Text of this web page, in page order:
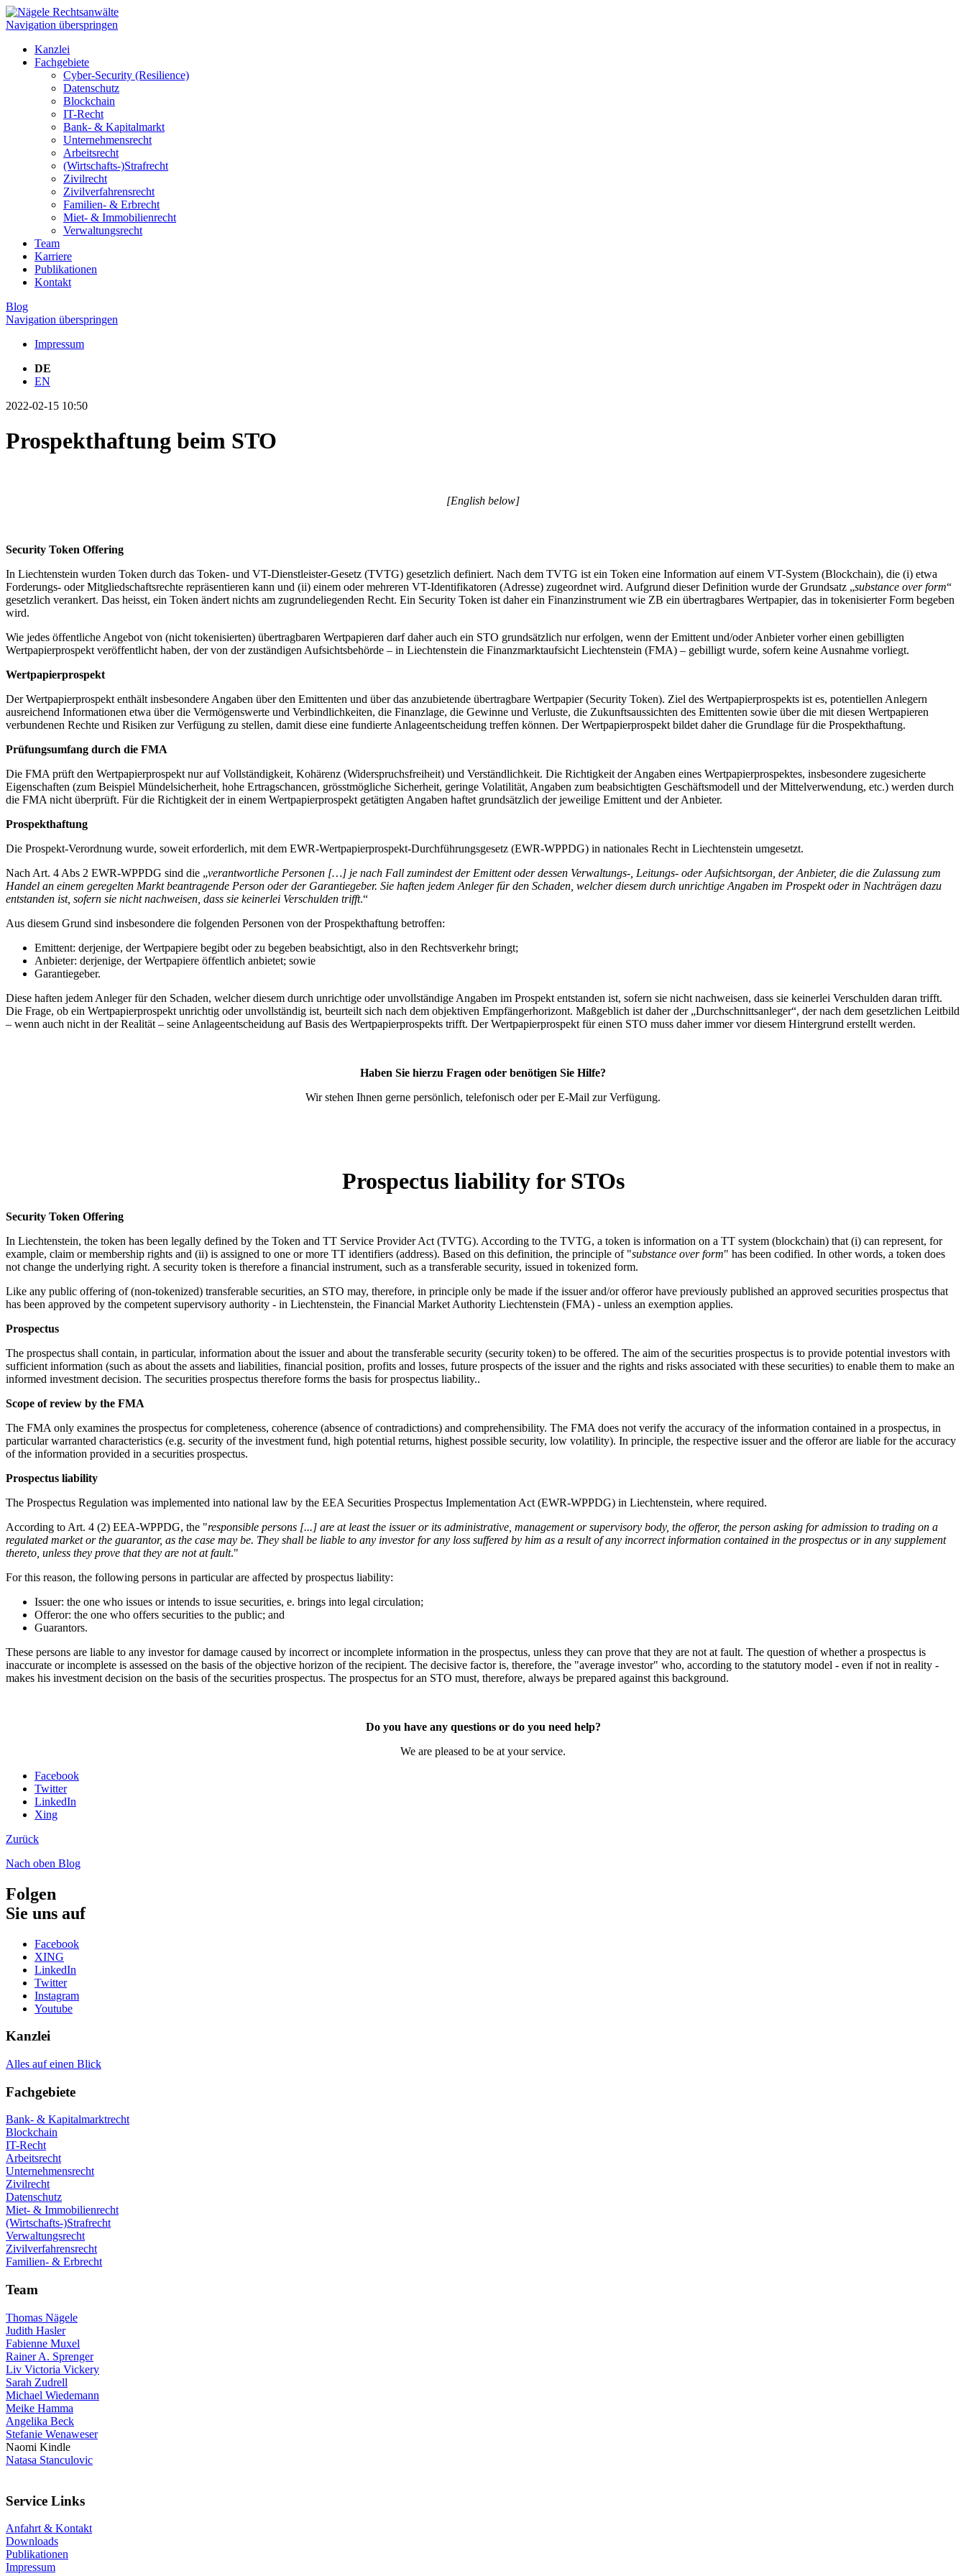
Navigation überspringen
Kanzlei
Fachgebiete
Cyber-Security (Resilience)
Datenschutz
Blockchain
IT-Recht
Bank- & Kapitalmarkt
Unternehmensrecht
Arbeitsrecht
(Wirtschafts-)Strafrecht
Zivilrecht
Zivilverfahrensrecht
Familien- & Erbrecht
Miet- & Immobilienrecht
Verwaltungsrecht
Team
Karriere
Publikationen
Kontakt
Blog
Navigation überspringen
Impressum
DE
EN
2022-02-15 10:50
Prospekthaftung beim STO
[English below]
Security Token Offering
In Liechtenstein wurden Token durch das Token- und VT-Dienstleister-Gesetz (TVTG) gesetzlich definiert. Nach dem TVTG ist ein Token eine Information auf einem VT-System (Blockchain), die (i) etwa
Forderungs- oder Mitgliedschaftsrechte repräsentieren kann und (ii) einem oder mehreren VT-Identifikatoren (Adresse) zugeordnet wird. Aufgrund dieser Definition wurde der Grundsatz „substance over form“
gesetzlich verankert. Das heisst, ein Token ändert nichts am zugrundeliegenden Recht. Ein Security Token ist daher ein Finanzinstrument wie ZB ein übertragbares Wertpapier, das in tokenisierter Form begeben
wird.
Wie jedes öffentliche Angebot von (nicht tokenisierten) übertragbaren Wertpapieren darf daher auch ein STO grundsätzlich nur erfolgen, wenn der Emittent und/oder Anbieter vorher einen gebilligten
Wertpapierprospekt veröffentlicht haben, der von der zuständigen Aufsichtsbehörde – in Liechtenstein die Finanzmarktaufsicht Liechtenstein (FMA) – gebilligt wurde, sofern keine Ausnahme vorliegt.
Wertpapierprospekt
Der Wertpapierprospekt enthält insbesondere Angaben über den Emittenten und über das anzubietende übertragbare Wertpapier (Security Token). Ziel des Wertpapierprospekts ist es, potentiellen Anlegern
ausreichend Informationen etwa über die Vermögenswerte und Verbindlichkeiten, die Finanzlage, die Gewinne und Verluste, die Zukunftsaussichten des Emittenten sowie über die mit diesen Wertpapieren
verbundenen Rechte und Risiken zur Verfügung zu stellen, damit diese eine fundierte Anlageentscheidung treffen können. Der Wertpapierprospekt bildet daher die Grundlage für die Prospekthaftung.
Prüfungsumfang durch die FMA
Die FMA prüft den Wertpapierprospekt nur auf Vollständigkeit, Kohärenz (Widerspruchsfreiheit) und Verständlichkeit. Die Richtigkeit der Angaben eines Wertpapierprospektes, insbesondere zugesicherte
Eigenschaften (zum Beispiel Mündelsicherheit, hohe Ertragschancen, grösstmögliche Sicherheit, geringe Volatilität, Angaben zum beabsichtigten Geschäftsmodell und der Mittelverwendung, etc.) werden durch
die FMA nicht überprüft. Für die Richtigkeit der in einem Wertpapierprospekt getätigten Angaben haftet grundsätzlich der jeweilige Emittent und der Anbieter.
Prospekthaftung
Die Prospekt-Verordnung wurde, soweit erforderlich, mit dem EWR-Wertpapierprospekt-Durchführungsgesetz (EWR-WPPDG) in nationales Recht in Liechtenstein umgesetzt.
Nach Art. 4 Abs 2 EWR-WPPDG sind die „verantwortliche Personen […] je nach Fall zumindest der Emittent oder dessen Verwaltungs-, Leitungs- oder Aufsichtsorgan, der Anbieter, die die Zulassung zum
Handel an einem geregelten Markt beantragende Person oder der Garantiegeber. Sie haften jedem Anleger für den Schaden, welcher diesem durch unrichtige Angaben im Prospekt oder in Nachträgen dazu
entstanden ist, sofern sie nicht nachweisen, dass sie keinerlei Verschulden trifft.“
Aus diesem Grund sind insbesondere die folgenden Personen von der Prospekthaftung betroffen:
Emittent: derjenige, der Wertpapiere begibt oder zu begeben beabsichtigt, also in den Rechtsverkehr bringt;
Anbieter: derjenige, der Wertpapiere öffentlich anbietet; sowie
Garantiegeber.
Diese haften jedem Anleger für den Schaden, welcher diesem durch unrichtige oder unvollständige Angaben im Prospekt entstanden ist, sofern sie nicht nachweisen, dass sie keinerlei Verschulden daran trifft.
Die Frage, ob ein Wertpapierprospekt unrichtig oder unvollständig ist, beurteilt sich nach dem objektiven Empfängerhorizont. Maßgeblich ist daher der „Durchschnittsanleger“, der nach dem gesetzlichen Leitbild
– wenn auch nicht in der Realität – seine Anlageentscheidung auf Basis des Wertpapierprospekts trifft. Der Wertpapierprospekt für einen STO muss daher immer vor diesem Hintergrund erstellt werden.
Haben Sie hierzu Fragen oder benötigen Sie Hilfe?
Wir stehen Ihnen gerne persönlich, telefonisch oder per E-Mail zur Verfügung.
Prospectus liability for STOs
Security Token Offering
In Liechtenstein, the token has been legally defined by the Token and TT Service Provider Act (TVTG). According to the TVTG, a token is information on a TT system (blockchain) that (i) can represent, for
example, claim or membership rights and (ii) is assigned to one or more TT identifiers (address). Based on this definition, the principle of "substance over form" has been codified. In other words, a token does
not change the underlying right. A security token is therefore a financial instrument, such as a transferable security, issued in tokenized form.
Like any public offering of (non-tokenized) transferable securities, an STO may, therefore, in principle only be made if the issuer and/or offeror have previously published an approved securities prospectus that
has been approved by the competent supervisory authority - in Liechtenstein, the Financial Market Authority Liechtenstein (FMA) - unless an exemption applies.
Prospectus
The prospectus shall contain, in particular, information about the issuer and about the transferable security (security token) to be offered. The aim of the securities prospectus is to provide potential investors with
sufficient information (such as about the assets and liabilities, financial position, profits and losses, future prospects of the issuer and the rights and risks associated with these securities) to enable them to make an
informed investment decision. The securities prospectus therefore forms the basis for prospectus liability..
Scope of review by the FMA
The FMA only examines the prospectus for completeness, coherence (absence of contradictions) and comprehensibility. The FMA does not verify the accuracy of the information contained in a prospectus, in
particular warranted characteristics (e.g. security of the investment fund, high potential returns, highest possible security, low volatility). In principle, the respective issuer and the offeror are liable for the accuracy
of the information provided in a securities prospectus.
Prospectus liability
The Prospectus Regulation was implemented into national law by the EEA Securities Prospectus Implementation Act (EWR-WPPDG) in Liechtenstein, where required.
According to Art. 4 (2) EEA-WPPDG, the "responsible persons [...] are at least the issuer or its administrative, management or supervisory body, the offeror, the person asking for admission to trading on a
regulated market or the guarantor, as the case may be. They shall be liable to any investor for any loss suffered by him as a result of any incorrect information contained in the prospectus or in any supplement
thereto, unless they prove that they are not at fault."
For this reason, the following persons in particular are affected by prospectus liability:
Issuer: the one who issues or intends to issue securities, e. brings into legal circulation;
Offeror: the one who offers securities to the public; and
Guarantors.
These persons are liable to any investor for damage caused by incorrect or incomplete information in the prospectus, unless they can prove that they are not at fault. The question of whether a prospectus is
inaccurate or incomplete is assessed on the basis of the objective horizon of the recipient. The decisive factor is, therefore, the "average investor" who, according to the statutory model - even if not in reality -
makes his investment decision on the basis of the securities prospectus. The prospectus for an STO must, therefore, always be prepared against this background.
Do you have any questions or do you need help?
We are pleased to be at your service.
Facebook
Twitter
LinkedIn
Xing
Zurück
Nach oben Blog
Folgen
Sie uns auf
Facebook
XING
LinkedIn
Twitter
Instagram
Youtube
Kanzlei
Alles auf einen Blick
Fachgebiete
Bank- & Kapitalmarktrecht
Blockchain
IT-Recht
Arbeitsrecht
Unternehmensrecht
Zivilrecht
Datenschutz
Miet- & Immobilienrecht
(Wirtschafts-)Strafrecht
Verwaltungsrecht
Zivilverfahrensrecht
Familien- & Erbrecht
Team
Thomas Nägele
Judith Hasler
Fabienne Muxel
Rainer A. Sprenger
Liv Victoria Vickery
Sarah Zudrell
Michael Wiedemann
Meike Hamma
Angelika Beck
Stefanie Wenaweser
Naomi Kindle
Natasa Stanculovic
Service Links
Anfahrt & Kontakt
Downloads
Publikationen
Impressum